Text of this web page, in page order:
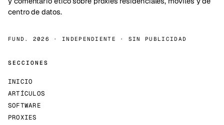
centro de datos.
FUND. 2026 · INDEPENDIENTE · SIN PUBLICIDAD
SECCIONES
INICIO
ARTÍCULOS
SOFTWARE
PROXIES